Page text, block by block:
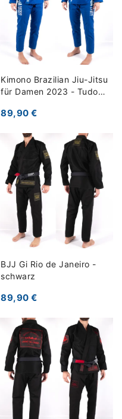
Kimono Brazilian Jiu-Jitsu
für Damen 2023 - Tudo
89,90 €
BJJ Gi Rio de Janeiro -
schwarz
89,90 €